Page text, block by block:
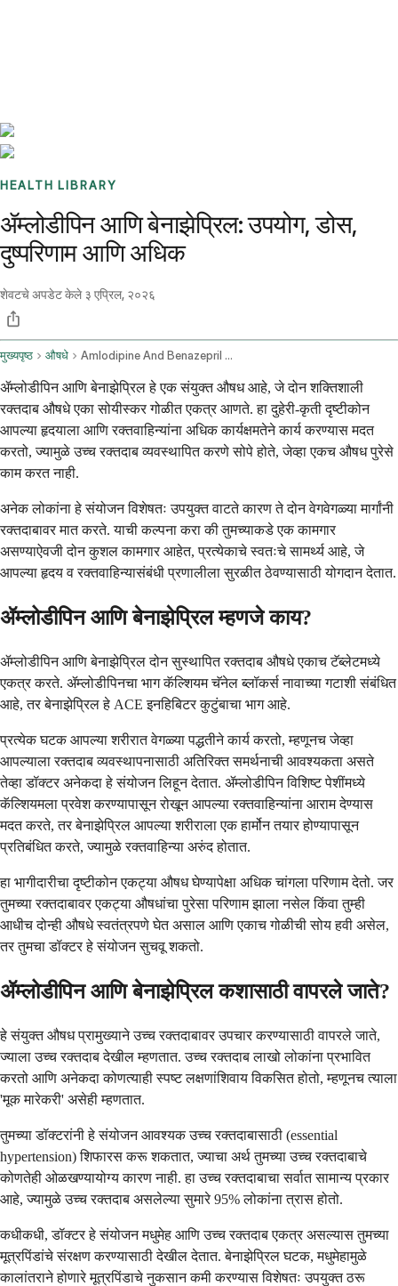
HEALTH LIBRARY
ॲम्लोडीपिन आणि बेनाझेप्रिल: उपयोग, डोस,
दुष्परिणाम आणि अधिक
शेवटचे अपडेट केले ३ एप्रिल, २०२६
मुख्यपृष्ठ औषधे Amlodipine And Benazepril Oral Route
ॲम्लोडीपिन आणि बेनाझेप्रिल हे एक संयुक्त औषध आहे, जे दोन शक्तिशाली
रक्तदाब औषधे एका सोयीस्कर गोळीत एकत्र आणते. हा दुहेरी-कृती दृष्टीकोन
आपल्या हृदयाला आणि रक्तवाहिन्यांना अधिक कार्यक्षमतेने कार्य करण्यास मदत
करतो, ज्यामुळे उच्च रक्तदाब व्यवस्थापित करणे सोपे होते, जेव्हा एकच औषध पुरेसे
काम करत नाही.
अनेक लोकांना हे संयोजन विशेषतः उपयुक्त वाटते कारण ते दोन वेगवेगळ्या मार्गांनी
रक्तदाबावर मात करते. याची कल्पना करा की तुमच्याकडे एक कामगार
असण्याऐवजी दोन कुशल कामगार आहेत, प्रत्येकाचे स्वतःचे सामर्थ्य आहे, जे
आपल्या हृदय व रक्तवाहिन्यासंबंधी प्रणालीला सुरळीत ठेवण्यासाठी योगदान देतात.
ॲम्लोडीपिन आणि बेनाझेप्रिल म्हणजे काय?
ॲम्लोडीपिन आणि बेनाझेप्रिल दोन सुस्थापित रक्तदाब औषधे एकाच टॅब्लेटमध्ये
एकत्र करते. ॲम्लोडीपिनचा भाग कॅल्शियम चॅनेल ब्लॉकर्स नावाच्या गटाशी संबंधित
आहे, तर बेनाझेप्रिल हे ACE इनहिबिटर कुटुंबाचा भाग आहे.
प्रत्येक घटक आपल्या शरीरात वेगळ्या पद्धतीने कार्य करतो, म्हणूनच जेव्हा
आपल्याला रक्तदाब व्यवस्थापनासाठी अतिरिक्त समर्थनाची आवश्यकता असते
तेव्हा डॉक्टर अनेकदा हे संयोजन लिहून देतात. ॲम्लोडीपिन विशिष्ट पेशींमध्ये
कॅल्शियमला प्रवेश करण्यापासून रोखून आपल्या रक्तवाहिन्यांना आराम देण्यास
मदत करते, तर बेनाझेप्रिल आपल्या शरीराला एक हार्मोन तयार होण्यापासून
प्रतिबंधित करते, ज्यामुळे रक्तवाहिन्या अरुंद होतात.
हा भागीदारीचा दृष्टीकोन एकट्या औषध घेण्यापेक्षा अधिक चांगला परिणाम देतो. जर
तुमच्या रक्तदाबावर एकट्या औषधांचा पुरेसा परिणाम झाला नसेल किंवा तुम्ही
आधीच दोन्ही औषधे स्वतंत्रपणे घेत असाल आणि एकाच गोळीची सोय हवी असेल,
तर तुमचा डॉक्टर हे संयोजन सुचवू शकतो.
ॲम्लोडीपिन आणि बेनाझेप्रिल कशासाठी वापरले जाते?
हे संयुक्त औषध प्रामुख्याने उच्च रक्तदाबावर उपचार करण्यासाठी वापरले जाते,
ज्याला उच्च रक्तदाब देखील म्हणतात. उच्च रक्तदाब लाखो लोकांना प्रभावित
करतो आणि अनेकदा कोणत्याही स्पष्ट लक्षणांशिवाय विकसित होतो, म्हणूनच त्याला
'मूक मारेकरी' असेही म्हणतात.
तुमच्या डॉक्टरांनी हे संयोजन आवश्यक उच्च रक्तदाबासाठी (essential
hypertension) शिफारस करू शकतात, ज्याचा अर्थ तुमच्या उच्च रक्तदाबाचे
कोणतेही ओळखण्यायोग्य कारण नाही. हा उच्च रक्तदाबाचा सर्वात सामान्य प्रकार
आहे, ज्यामुळे उच्च रक्तदाब असलेल्या सुमारे 95% लोकांना त्रास होतो.
कधीकधी, डॉक्टर हे संयोजन मधुमेह आणि उच्च रक्तदाब एकत्र असल्यास तुमच्या
मूत्रपिंडांचे संरक्षण करण्यासाठी देखील देतात. बेनाझेप्रिल घटक, मधुमेहामुळे
कालांतराने होणारे मूत्रपिंडाचे नुकसान कमी करण्यास विशेषतः उपयुक्त ठरू